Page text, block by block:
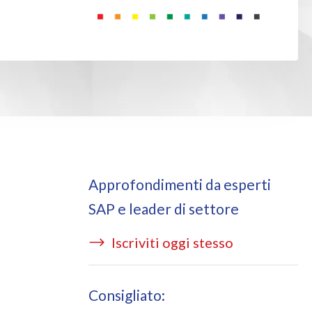
Approfondimenti da esperti
SAP e leader di settore
Iscriviti oggi stesso
Consigliato: